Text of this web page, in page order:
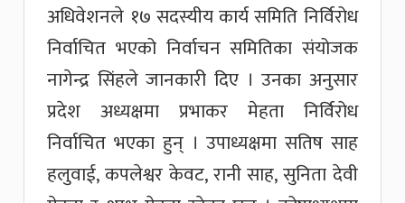
अधिवेशनले १७ सदस्यीय कार्य समिति निर्विरोध
निर्वाचित भएको निर्वाचन समितिका संयोजक
नागेन्द्र सिंहले जानकारी दिए । उनका अनुसार
प्रदेश अध्यक्षमा प्रभाकर मेहता निर्विरोध
निर्वाचित भएका हुन् । उपाध्यक्षमा सतिष साह
हलुवाई, कपलेश्वर केवट, रानी साह, सुनिता देवी